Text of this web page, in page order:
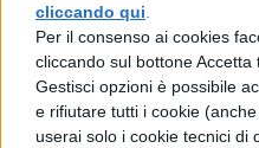
cliccando qui
Per il consenso ai cookies
cliccando sul bottone
Gestisci opzioni è possibile
e rifiutare tutti i cookie
userai solo i cookie tecnici di